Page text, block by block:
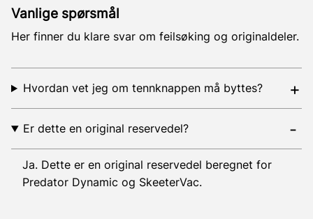
Vanlige spørsmål
Her finner du klare svar om feilsøking og originaldeler.
Hvordan vet jeg om tennknappen må byttes?
Er dette en original reservedel?
Ja. Dette er en original reservedel beregnet for
Predator Dynamic og SkeeterVac.